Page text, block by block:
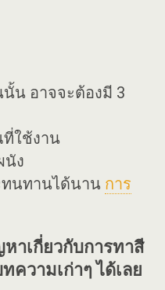
น อาจจะต้องมี 3
ที่ใช้งาน
นัง
นทานได้นาน การ
าเกี่ยวกับการทาสี
ความเก่าๆ ได้เลย